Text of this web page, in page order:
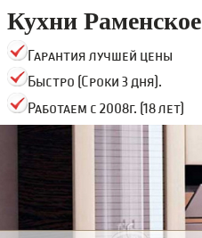
Кухни Раменское
Гарантия лучшей цены
Быстро (Сроки 3 дня).
Работаем с 2008г. (18 лет)